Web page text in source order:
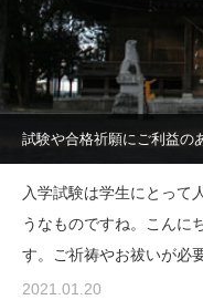
試験や合格祈願にご利益の
入学試験は学生にとって
うなものですね。こんに
す。ご祈祷やお祓いが必
2021.01.20